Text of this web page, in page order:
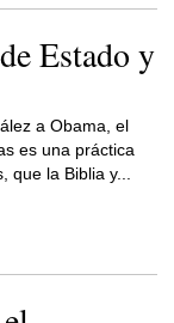
Estado y
a Obama, el
es una práctica
la Biblia y...